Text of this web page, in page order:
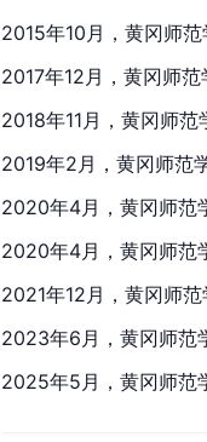
2015年10月，黄冈师
2017年12月，黄冈师
2018年11月，黄冈师
2019年2月，黄冈师范
2020年4月，黄冈师范
2020年4月，黄冈师范
2021年12月，黄冈师
2023年6月，黄冈师范
2025年5月，黄冈师范